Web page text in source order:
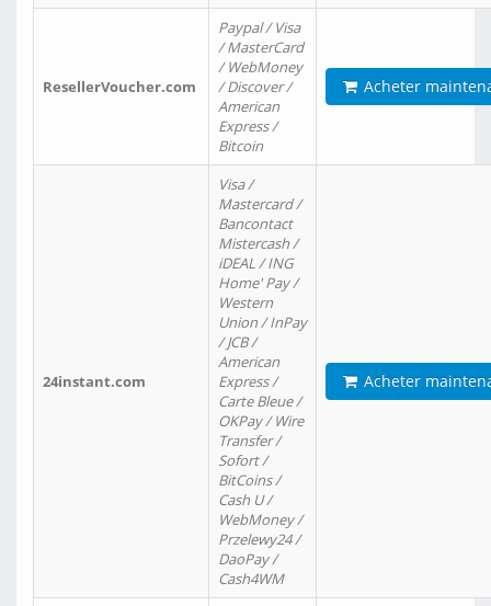
ResellerVoucher.com
Paypal / Visa
/ MasterCard
/ WebMoney
/ Discover /
American
Express /
Bitcoin
Acheter
24instant.com
Visa /
Mastercard /
Bancontact
Mistercash /
iDEAL / ING
Home' Pay /
Western
Union / InPay
/ JCB /
American
Express /
Carte Bleue /
OKPay / Wire
Transfer /
Sofort /
BitCoins /
Cash U /
WebMoney /
Przelewy24 /
DaoPay /
Cash4WM
Acheter